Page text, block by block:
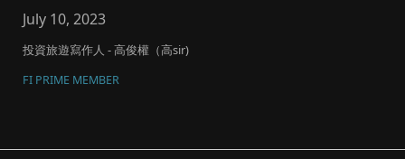
July 10, 2023
投資旅遊寫作人 - 高俊權（高sir)
FI PRIME MEMBER